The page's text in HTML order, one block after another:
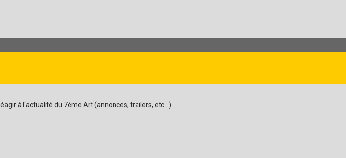
à l'actualité du 7ème Art (annonces, trailers, etc...)